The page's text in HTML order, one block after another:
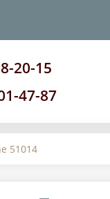
20-15
47-87
51014